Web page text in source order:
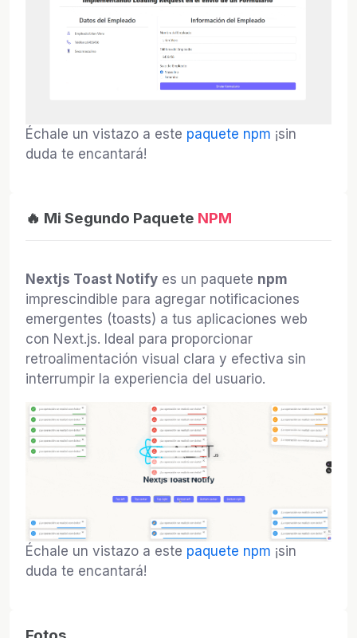
Échale un vistazo a este paquete npm ¡sin
duda te encantará!
🔥 Mi Segundo Paquete NPM
Nextjs Toast Notify es un paquete npm
imprescindible para agregar notificaciones
emergentes (toasts) a tus aplicaciones web
con Next.js. Ideal para proporcionar
retroalimentación visual clara y efectiva sin
interrumpir la experiencia del usuario.
Échale un vistazo a este paquete npm ¡sin
duda te encantará!